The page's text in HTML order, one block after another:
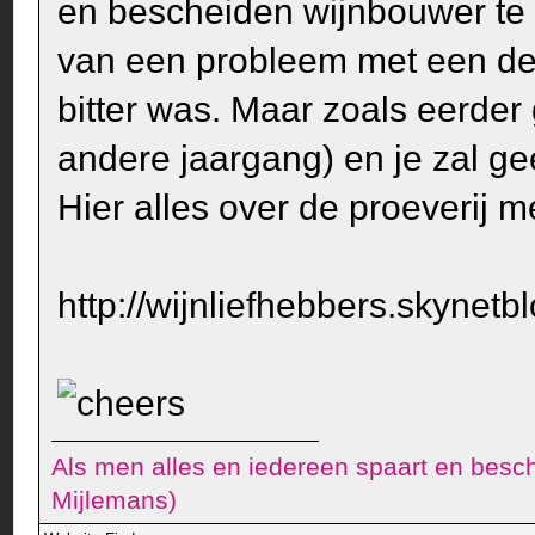
en bescheiden wijnbouwer
van een probleem met een
bitter was. Maar zoals
andere jaargang) en je zal
Hier alles over de proeverij
http://
Als men alles en iedereen spaart en
Mijlemans)